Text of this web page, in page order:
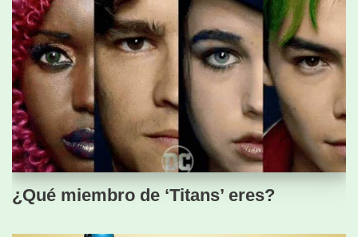
¿Qué miembro de ‘Titans’ eres?